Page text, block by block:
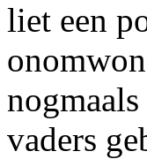
liet een
vaders